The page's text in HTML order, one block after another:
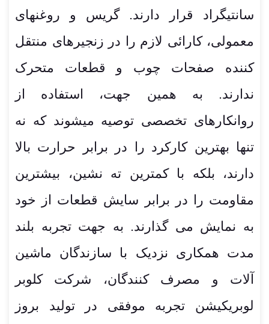
سانتیگراد قرار دارند. گریس و روغنهای
معمولی، کارائی لازم را در زنجیرهای منتقل
کننده صفحات چوب و قطعات متحرک
ندارند. به همین جهت، استفاده از
روانکارهای تخصصی توصیه میشوند که نه
تنها بهترین کارکرد را در برابر حرارت بالا
دارند، بلکه با کمترین ته نشین، بیشترین
مقاومت را در برابر سایش قطعات از خود
به نمایش می گذارند. به جهت تجربه بلند
مدت همکاری نزدیک با سازندگان ماشین
آلات و مصرف کنندگان، شرکت کلوبر
لوبریکیشن تجربه موفقی در تولید بروز